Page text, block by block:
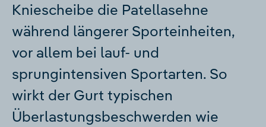
Kniescheibe die Patellasehne
während längerer Sporteinheiten,
vor allem bei lauf- und
sprungintensiven Sportarten. So
wirkt der Gurt typischen
Überlastungsbeschwerden wie